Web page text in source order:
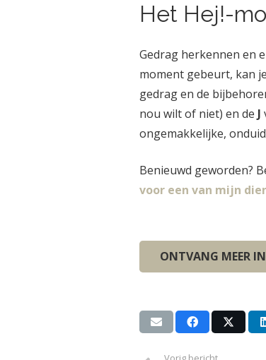
Het Hej!-
Gedrag herkennen en
moment gebeurt, kan
gedrag en de
nou wilt of niet) en de J
ongemakkelijke,
Benieuwd geworden?
voor een van mijn
ONTVANG MEER